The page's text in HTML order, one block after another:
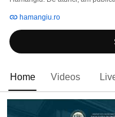
comentarii practice, culegeri de
codurilor și legilor importante
adresate profesioniștilor
starea legilor in România.
hamangiu.ro
Home Videos